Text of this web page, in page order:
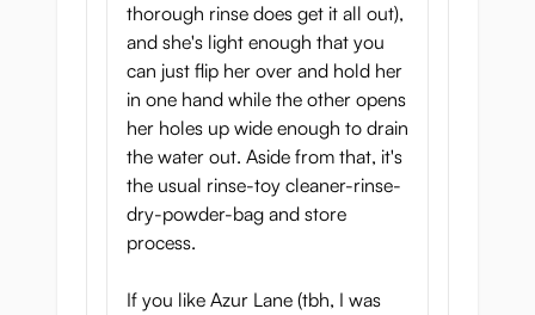
thorough rinse does get it all out),
and she's light enough that you
can just flip her over and hold her
in one hand while the other opens
her holes up wide enough to drain
the water out. Aside from that, it's
the usual rinse-toy cleaner-rinse-
dry-powder-bag and store
process.
If you like Azur Lane (tbh, I was